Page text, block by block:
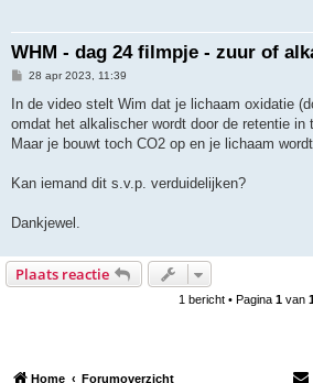
WHM - dag 24 filmpje - zuur of
B
c
h
28 apr 2023, 11:39
In de video stelt Wim dat je lichaam oxidatie
omdat het alkalischer wordt door de retentie in
Maar je bouwt toch CO2 op en je lichaam
Kan iemand dit s.v.p. verduidelijken?
Dankjewel.
Plaats reactie
1 bericht • Pagina 1 van
Home Forumoverzicht